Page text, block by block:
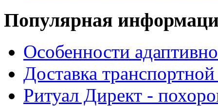
Популярная
Особенности
Доставка
Ритуал Директ -